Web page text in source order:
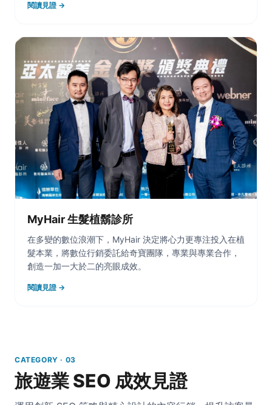
閱讀見證 →
MyHair 生髮植鬍診所
在多變的數位浪潮下，MyHair 決定將心力更專注投入在植
髮本業，將數位行銷委託給奇寶團隊，專業與專業合作，
創造一加一大於二的亮眼成效。
閱讀見證 →
CATEGORY · 03
旅遊業 SEO 成效見證